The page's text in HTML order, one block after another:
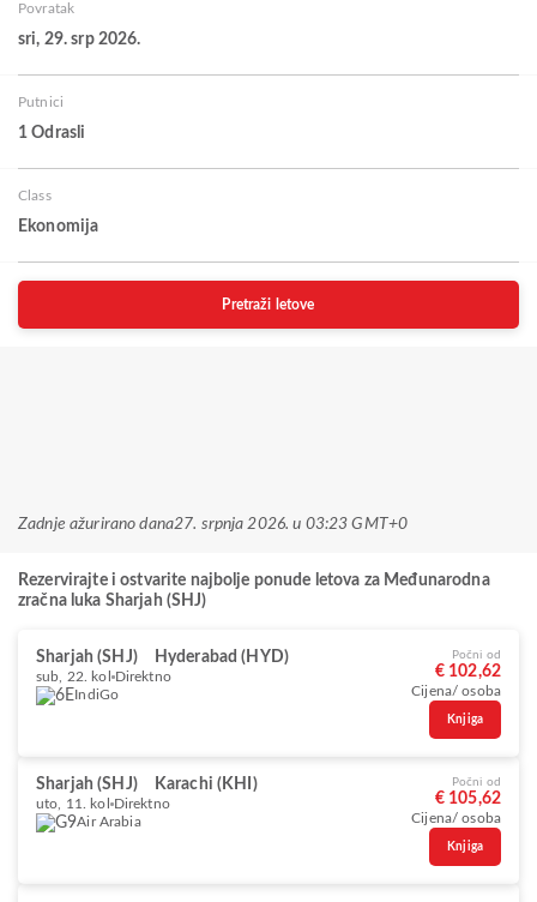
Povratak
sri, 29. srp 2026.
Putnici
1 Odrasli
Class
Ekonomija
Pretraži letove
Zadnje ažurirano dana27. srpnja 2026. u 03:23 GMT+0
Rezervirajte i ostvarite najbolje ponude letova za Međunarodna
zračna luka Sharjah (SHJ)
Sharjah (SHJ) Hyderabad (HYD)
sub, 22. kol Direktno
IndiGo
Počni od
€ 102,62
Cijena/ osoba
Knjiga
Sharjah (SHJ) Karachi (KHI)
uto, 11. kol Direktno
Air Arabia
Počni od
€ 105,62
Cijena/ osoba
Knjiga